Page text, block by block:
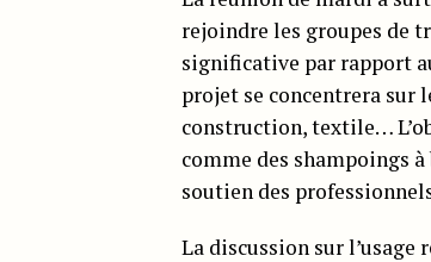
rejoindre les groupes de
significative par rapport
projet se concentrera sur
construction, textile…
comme des shampoings
soutien des
La discussion sur l’usage